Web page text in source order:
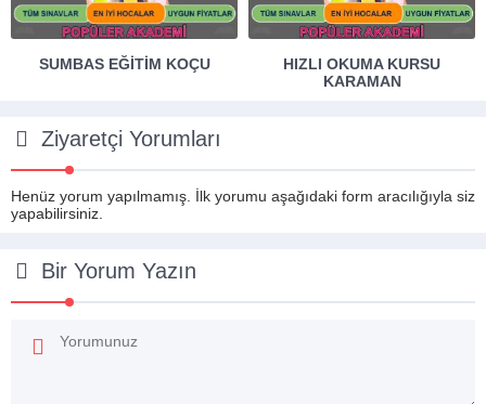
SUMBAS EĞITIM KOÇU
HIZLI OKUMA KURSU
KARAMAN
Ziyaretçi Yorumları
Henüz yorum yapılmamış. İlk yorumu aşağıdaki form aracılığıyla siz
yapabilirsiniz.
Bir Yorum Yazın